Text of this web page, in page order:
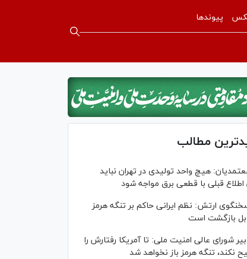
پیوندها
مطالب
هیچ واحد تولیدی در تهران نباید
اطلاع قبلی با قطعی برق مواجه شود
ارتش: نظم ایرانی حاکم بر تنگه هرمز
بازگشت است
شورای عالی امنیت ملی: تا آمریکا رفتارش را
نکند، تنگه هرمز باز نخواهد شد